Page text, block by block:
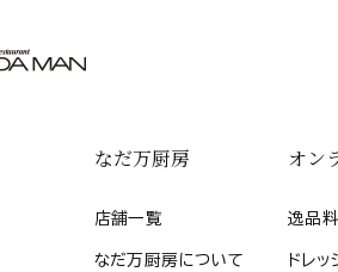
なだ万厨房
店舗一覧
なだ万厨房について
オン
逸品
ドレッ